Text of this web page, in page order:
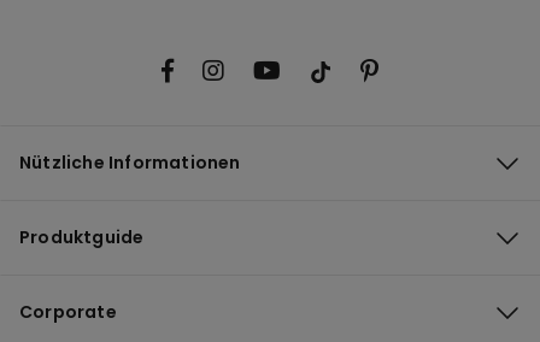
Nützliche Informationen
Produktguide
Corporate